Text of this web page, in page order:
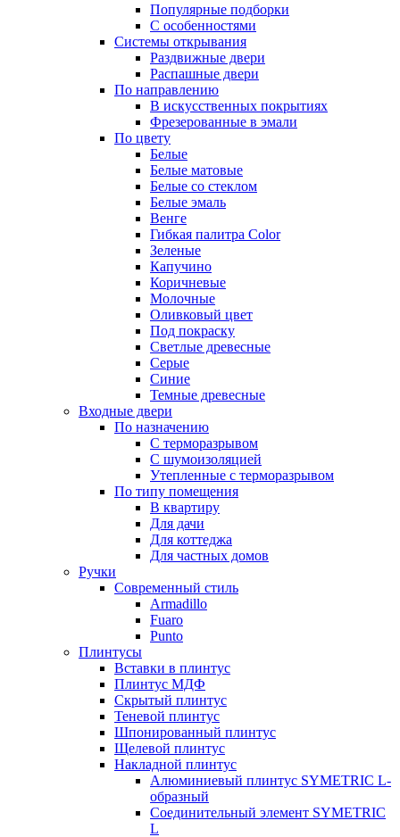
Популярные подборки
С особенностями
Системы открывания
Раздвижные двери
Распашные двери
По направлению
В искусственных покрытиях
Фрезерованные в эмали
По цвету
Белые
Белые матовые
Белые со стеклом
Белые эмаль
Венге
Гибкая палитра Color
Зеленые
Капучино
Коричневые
Молочные
Оливковый цвет
Под покраску
Светлые древесные
Серые
Синие
Темные древесные
Входные двери
По назначению
С терморазрывом
С шумоизоляцией
Утепленные с терморазрывом
По типу помещения
В квартиру
Для дачи
Для коттеджа
Для частных домов
Ручки
Современный стиль
Armadillo
Fuaro
Punto
Плинтусы
Вставки в плинтус
Плинтус МДФ
Скрытый плинтус
Теневой плинтус
Шпонированный плинтус
Щелевой плинтус
Накладной плинтус
Алюминиевый плинтус SYMETRIC L-
образный
Соединительный элемент SYMETRIC
L